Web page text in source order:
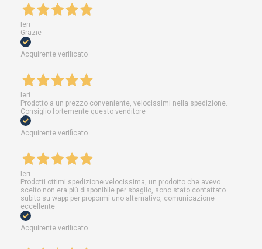
Ieri
Grazie
Acquirente verificato
Ieri
Prodotto a un prezzo conveniente, velocissimi nella spedizione.
Consiglio fortemente questo venditore
Acquirente verificato
Ieri
Prodotti ottimi spedizione velocissima, un prodotto che avevo
scelto non era più disponibile per sbaglio, sono stato contattato
subito su wapp per propormi uno alternativo, comunicazione
eccellente
Acquirente verificato